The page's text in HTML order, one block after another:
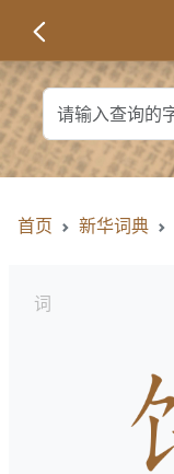
首页 新华词典
词